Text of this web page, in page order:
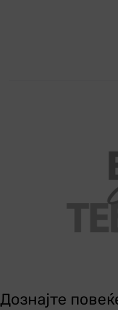
Дознајте